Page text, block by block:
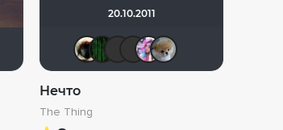
Фрэнк Пинатра
20.10.2011
HaotikMatrix
Нечто
The Thing